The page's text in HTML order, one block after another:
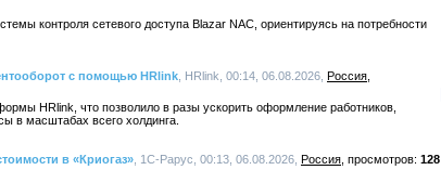
контроля сетевого доступа Blazar NAC, ориентируясь на потребности
с помощью HRlink , HRlink, 00:14, 06.08.2026, Россия
HRlink, что позволило в разы ускорить оформление работников,
в масштабах всего холдинга.
в «Криогаз» , 1С-Рарус, 00:13, 06.08.2026, Россия
128